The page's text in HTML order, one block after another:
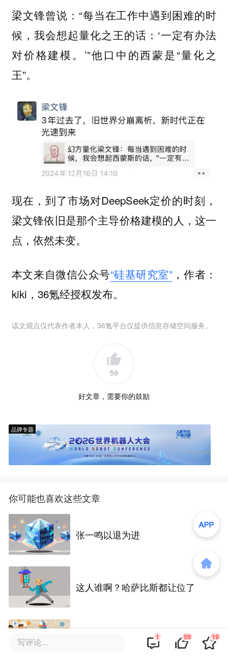
梁文锋曾说：“每当在工作中遇到困难的时
候，我会想起量化之王的话：‘一定有办法
对价格建模。’”他口中的西蒙是“量化之
王”。
现在，到了市场对DeepSeek定价的时刻，
梁文锋依旧是那个主导价格建模的人，这一
点，依然未变。
本文来自微信公众号“硅基研究室”，作者：
kiki，36氪经授权发布。
该文观点仅代表作者本人，36氪平台仅提供信息存储空间服务。
59
好文章，需要你的鼓励
品牌专题
你可能也喜欢这些文章
张一鸣以退为进
这人谁啊？哈萨比斯都让位了
王思聪半年投6家公司，王健林继
续搞文旅，王家两代人各谋出路
写评论... 1 59 19